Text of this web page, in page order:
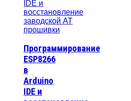
Программирование
ESP8266
в
Arduino
IDE и